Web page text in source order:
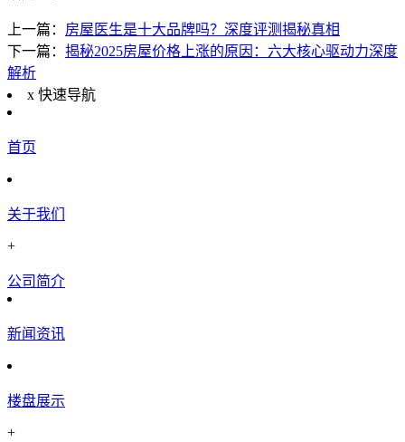
上一篇： 房屋医生是十大品牌吗？深度评测揭秘真相
下一篇： 揭秘2025房屋价格上涨的原因：六大核心驱动力深度
解析
x 快速导航
首页
关于我们
+
公司简介
新闻资讯
楼盘展示
+